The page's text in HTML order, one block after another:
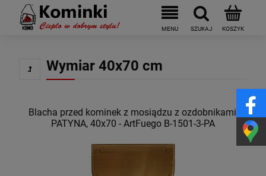
Wymiar 40x70 cm
Blacha przed kominek z mosiądzu z ozdobnikami,
PATYNA, 40x70 - ArtFuego B-1501-3-PA